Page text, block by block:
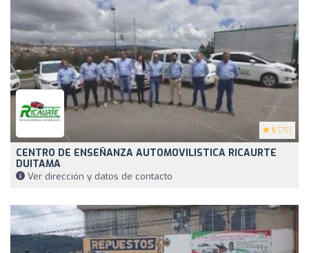
5 (75)
CENTRO DE ENSEÑANZA AUTOMOVILISTICA RICAURTE
DUITAMA
Ver dirección y datos de contacto